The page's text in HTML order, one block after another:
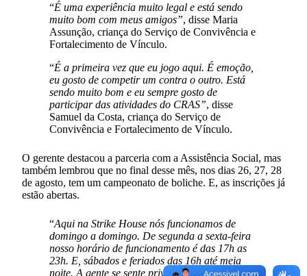
“É uma experiência muito legal e está sendo
muito bom com meus amigos”, disse Maria
Assunção, criança do Serviço de Convivência e
Fortalecimento de Vínculo.
“É a primeira vez que eu jogo aqui. É emoção,
eu gosto de competir um contra o outro. Está
sendo muito bom e eu sempre gosto de
participar das atividades do CRAS”, disse
Samuel da Costa, criança do Serviço de
Convivência e Fortalecimento de Vínculo.
O gerente destacou a parceria com a Assistência Social, mas
também lembrou que no final desse mês, nos dias 26, 27, 28
de agosto, tem um campeonato de boliche. E, as inscrições já
estão abertas.
“Aqui na Strike House nós funcionamos de
domingo a domingo. De segunda a sexta-feira
nosso horário de funcionamento é das 17h as
23h. E, sábados e feriados das 16h até meia
noite. A gente se sente privilegiada por